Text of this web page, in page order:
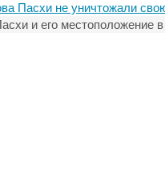
и его местоположение